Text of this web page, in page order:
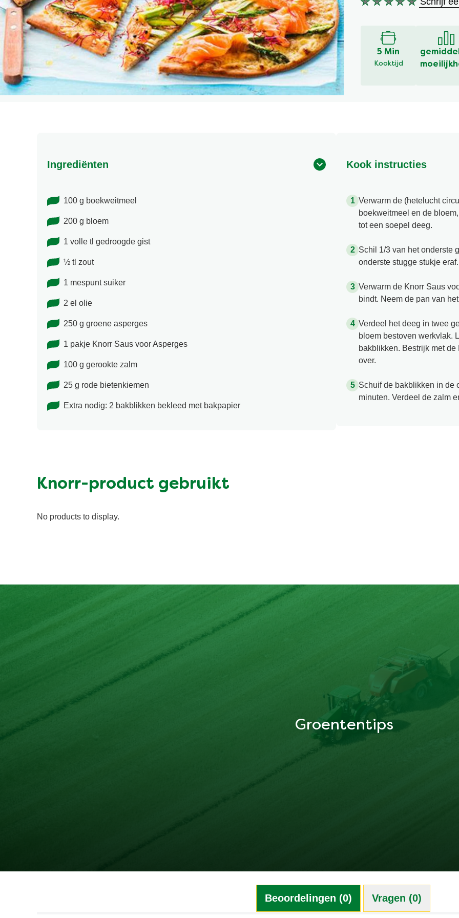
Geen
deze
recipe
5 Min
Kooktijd
Ingrediënten
100 g boekweitmeel
200 g bloem
1 volle tl gedroogde gist
½ tl zout
1 mespunt suiker
2 el olie
250 g groene asperges
1 pakje Knorr Saus voor Asperges
100 g gerookte zalm
25 g rode bietenkiemen
Extra nodig: 2 bakblikken bekleed met bakpapier
Kook instructies
Verwarm de (hetelucht
boekweitmeel en de
tot een soepel deeg.
Schil 1/3 van het onderste
onderste stugge stukje
Verwarm de Knorr Saus
bindt. Neem de pan van
Verdeel het deeg in twee
bloem bestoven werkvlak.
bakblikken. Bestrijk met
over.
Schuif de bakblikken in de
minuten. Verdeel de zalm
Knorr-product gebruikt
No products to display.
Groententips
Beoordelingen (0) Vragen (0)